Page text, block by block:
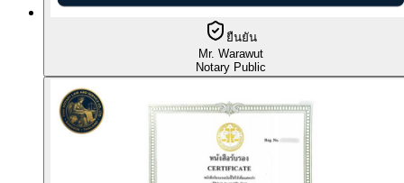
ยืนยัน
Mr. Warawut
Notary Public